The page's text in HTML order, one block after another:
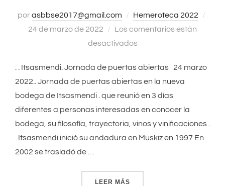
porasbbse2017@gmail.com Hemeroteca 2022
24 de marzo de 2022
Los comentarios están
desactivados
. . Itsasmendi. Jornada de puertas abiertas 24 marzo
2022.. Jornada de puertas abiertas en la nueva
bodega de Itsasmendi . que reunió en 3 días
diferentes a personas interesadas en conocer la
bodega, su filosofía, trayectoria, vinos y vinificaciones .
. Itsasmendi inició su andadura en Muskiz en 1997 En
2002 se trasladó de …
LEER MÁS